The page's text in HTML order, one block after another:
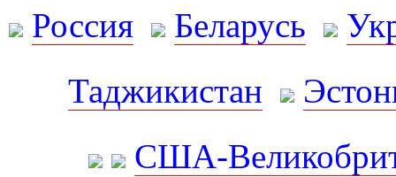
Россия Беларусь
Таджикистан
США-